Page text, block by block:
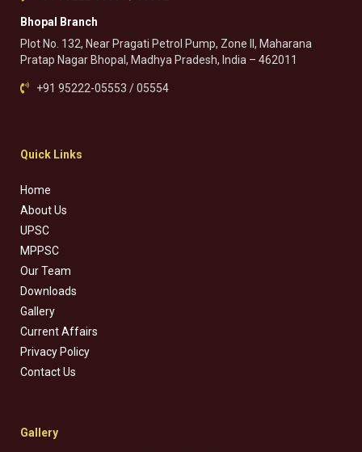
Bhopal Branch
Plot No. 132, Near Pragati Petrol Pump, Zone II, Maharana
Pratap Nagar Bhopal, Madhya Pradesh, India – 462011
+91 95222-05553 / 05554
Quick Links
Home
About Us
UPSC
MPPSC
Our Team
Downloads
Gallery
Current Affairs
Privacy Policy
Contact Us
Gallery